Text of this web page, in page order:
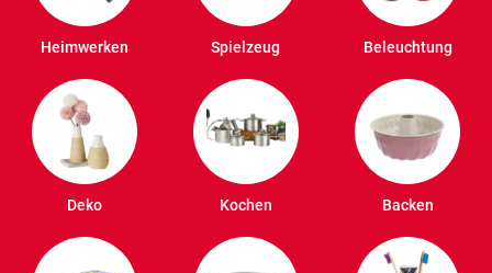
Heimwerken Spielzeug Beleuchtung
Deko Kochen Backen